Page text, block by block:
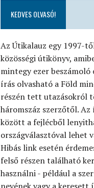
KEDVES OLVASÓ!
Az Útikalauz egy 1997-
közösségi útikönyv,
mintegy ezer beszámoló
írás olvasható a Föld
részén tett utazásokról
háromszáz szerzőtől. Az
között a fejlécből
országválasztóval lehet
Hibás link esetén
felső részen található
használni - például a